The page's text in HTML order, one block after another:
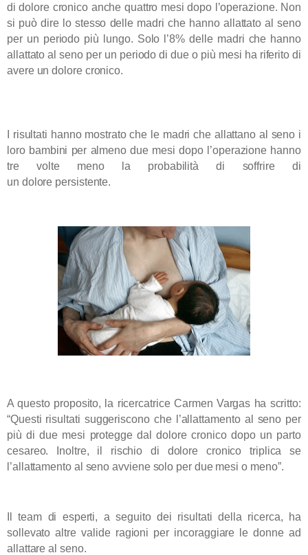
di dolore cronico anche quattro mesi dopo l’operazione. Non
si può dire lo stesso delle madri che hanno allattato al seno
per un periodo più lungo. Solo l’8% delle madri che hanno
allattato al seno per un periodo di due o più mesi ha riferito di
avere un dolore cronico.
I risultati hanno mostrato che le madri che allattano al seno i
loro bambini per almeno due mesi dopo l’operazione hanno
tre volte meno la probabilità di soffrire di
un dolore persistente.
A questo proposito, la ricercatrice Carmen Vargas ha scritto:
“Questi risultati suggeriscono che l’allattamento al seno per
più di due mesi protegge dal dolore cronico dopo un parto
cesareo. Inoltre, il rischio di dolore cronico triplica se
l’allattamento al seno avviene solo per due mesi o meno”.
Il team di esperti, a seguito dei risultati della ricerca, ha
sollevato altre valide ragioni per incoraggiare le donne ad
allattare al seno.